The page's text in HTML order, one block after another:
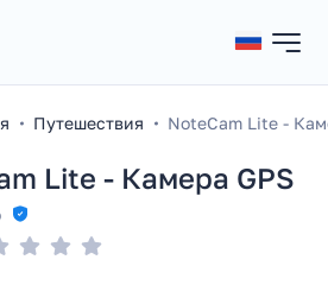
Путешествия NoteCam Lite -
Lite - Камера GPS